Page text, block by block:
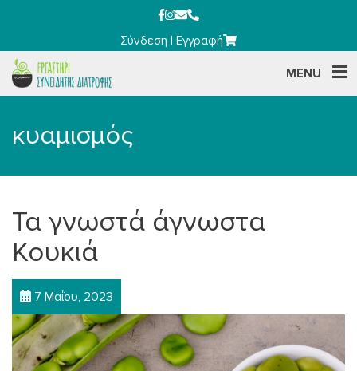
Σύνδεση |Εγγραφή
MENU
κυαμισμός
Τα γνωστά άγνωστα
Κουκιά
7 Μαΐου, 2023